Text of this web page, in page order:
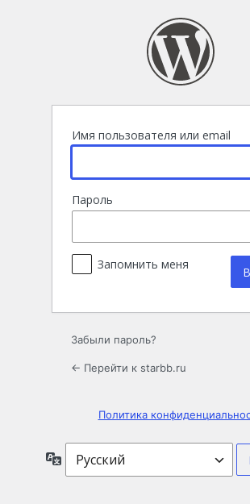
Имя пользователя или email
Пароль
Запомнить меня
Забыли пароль?
← Перейти к starbb.ru
Политика
Язык